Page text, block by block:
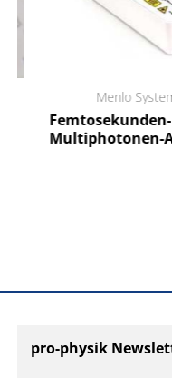
Menlo
Multiphotonen-
pro-physik